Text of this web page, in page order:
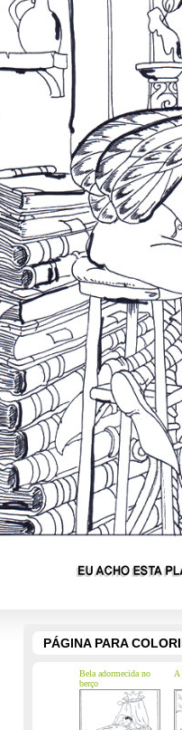
PÁGINA PARA
Bela adormecida no
berço
A